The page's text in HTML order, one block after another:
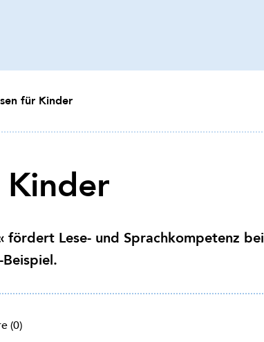
für Kinder
Lese- und Sprachkompetenz bei
(0)